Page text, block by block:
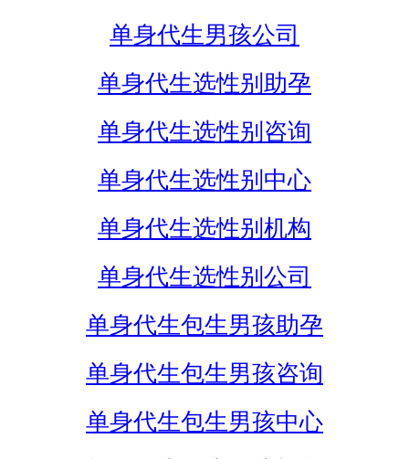
单身代生男孩公司
单身代生选性别助孕
单身代生选性别咨询
单身代生选性别中心
单身代生选性别机构
单身代生选性别公司
单身代生包生男孩助孕
单身代生包生男孩咨询
单身代生包生男孩中心